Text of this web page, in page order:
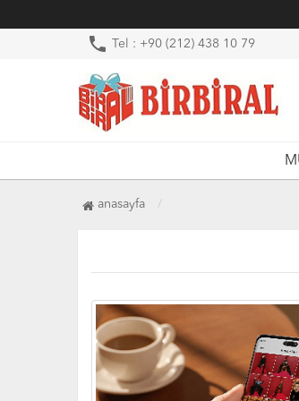
phone Tel : +90 (212) 438 10 79
anasayfa